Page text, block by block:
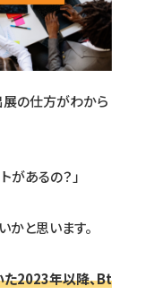
展の仕方がわから
があるの？」
かと思います。
2023年以降、Bt